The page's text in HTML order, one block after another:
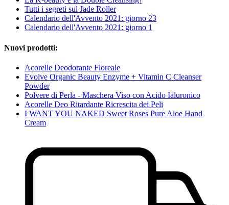
Tutti i segreti sul Jade Roller
Calendario dell'Avvento 2021: giorno 23
Calendario dell'Avvento 2021: giorno 1
Nuovi prodotti:
Acorelle Deodorante Floreale
Evolve Organic Beauty Enzyme + Vitamin C Cleanser
Powder
Polvere di Perla - Maschera Viso con Acido Ialuronico
Acorelle Deo Ritardante Ricrescita dei Peli
I WANT YOU NAKED Sweet Roses Pure Aloe Hand
Cream